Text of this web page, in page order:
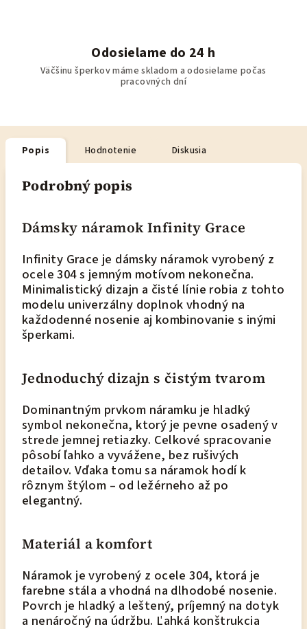
Odosielame do 24 h
Väčšinu šperkov máme skladom a odosielame počas
pracovných dní
Popis Hodnotenie Diskusia
Podrobný popis
Dámsky náramok Infinity Grace
Infinity Grace je dámsky náramok vyrobený z
ocele 304 s jemným motívom nekonečna.
Minimalistický dizajn a čisté línie robia z tohto
modelu univerzálny doplnok vhodný na
každodenné nosenie aj kombinovanie s inými
šperkami.
Jednoduchý dizajn s čistým tvarom
Dominantným prvkom náramku je hladký
symbol nekonečna, ktorý je pevne osadený v
strede jemnej retiazky. Celkové spracovanie
pôsobí ľahko a vyvážene, bez rušivých
detailov. Vďaka tomu sa náramok hodí k
rôznym štýlom – od ležérneho až po
elegantný.
Materiál a komfort
Náramok je vyrobený z ocele 304, ktorá je
farebne stála a vhodná na dlhodobé nosenie.
Povrch je hladký a leštený, príjemný na dotyk
a nenáročný na údržbu. Ľahká konštrukcia